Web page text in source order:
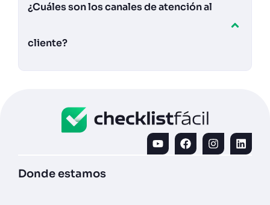
¿Cuáles son los canales de atención al
cliente?
Donde estamos